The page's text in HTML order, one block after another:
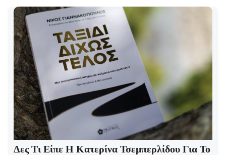
Δες Τι Είπε Η Κατερίνα Τσεμπερλίδου Για Το